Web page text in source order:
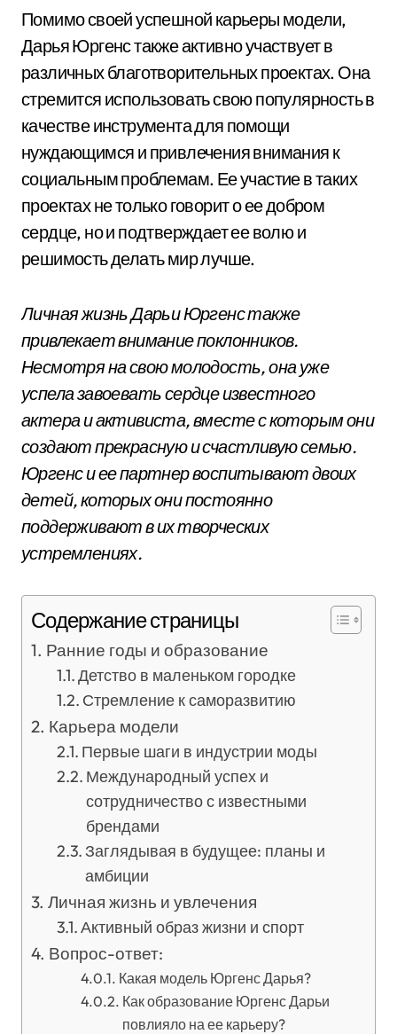
Помимо своей успешной карьеры модели,
Дарья Юргенс также активно участвует в
различных благотворительных проектах. Она
стремится использовать свою популярность в
качестве инструмента для помощи
нуждающимся и привлечения внимания к
социальным проблемам. Ее участие в таких
проектах не только говорит о ее добром
сердце, но и подтверждает ее волю и
решимость делать мир лучше.
Личная жизнь Дарьи Юргенс также
привлекает внимание поклонников.
Несмотря на свою молодость, она уже
успела завоевать сердце известного
актера и активиста, вместе с которым они
создают прекрасную и счастливую семью.
Юргенс и ее партнер воспитывают двоих
детей, которых они постоянно
поддерживают в их творческих
устремлениях.
Содержание страницы
Ранние годы и образование
Детство в маленьком городке
Стремление к саморазвитию
Карьера модели
Первые шаги в индустрии моды
Международный успех и
сотрудничество с известными
брендами
Заглядывая в будущее: планы и
амбиции
Личная жизнь и увлечения
Активный образ жизни и спорт
Вопрос-ответ:
Какая модель Юргенс Дарья?
Как образование Юргенс Дарьи
повлияло на ее карьеру?